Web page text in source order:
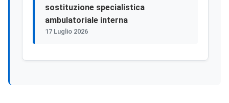
sostituzione specialistica
ambulatoriale interna
17 Luglio 2026